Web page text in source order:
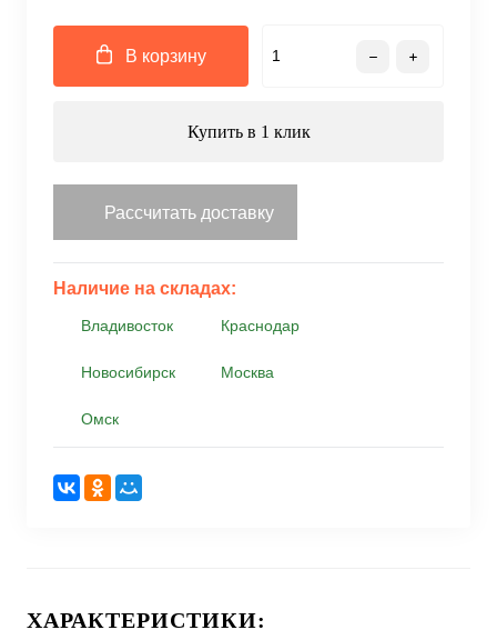
В корзину
Купить в 1 клик
Рассчитать доставку
Наличие на складах:
Владивосток Краснодар
Новосибирск Москва
Омск
ХАРАКТЕРИСТИКИ: